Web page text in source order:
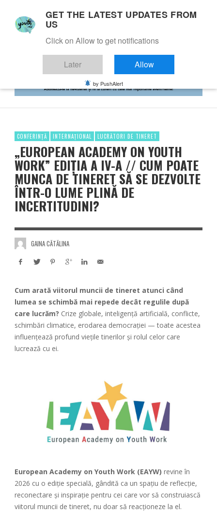
CONFERINȚĂ INTERNAȚIONAL LUCRĂTORI DE TINERET
„EUROPEAN ACADEMY ON YOUTH
WORK” EDIȚIA A IV-A // CUM POATE
MUNCA DE TINERET SĂ SE DEZVOLTE
ÎNTR-O LUME PLINĂ DE
INCERTITUDINI?
GAINA CĂTĂLINA
Cum arată viitorul muncii de tineret atunci când
lumea se schimbă mai repede decât regulile după
care lucrăm? Crize globale, inteligență artificială, conflicte,
schimbări climatice, erodarea democrației — toate acestea
influențează profund viețile tinerilor și rolul celor care
lucrează cu ei.
European Academy on Youth Work (EAYW) revine în
2026 cu o ediție specială, gândită ca un spațiu de reflecție,
reconectare și inspirație pentru cei care vor să construiască
viitorul muncii de tineret, nu doar să reacționeze la el.
GET THE LATEST UPDATES FROM
US
Click on Allow to get notifications
Later Allow
by PushAlert